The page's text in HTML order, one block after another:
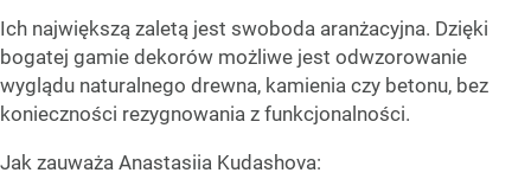
Ich największą zaletą jest swoboda aranżacyjna. Dzięki
bogatej gamie dekorów możliwe jest odwzorowanie
wyglądu naturalnego drewna, kamienia czy betonu, bez
konieczności rezygnowania z funkcjonalności.
Jak zauważa Anastasiia Kudashova: